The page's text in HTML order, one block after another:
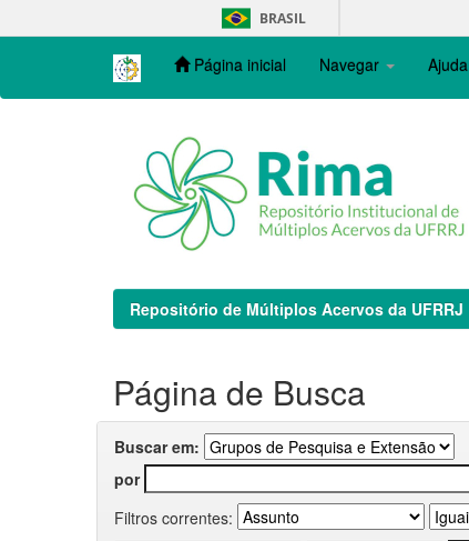
navigation
BRASIL
Página inicial Navegar Ajuda
Repositório de Múltiplos Acervos da UFRRJ
Página de Busca
Buscar em:
por
Filtros correntes: